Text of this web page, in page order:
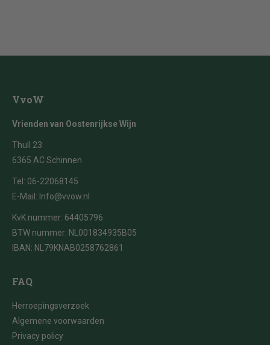
VvoW
Vrienden van Oostenrijkse Wijn
Thull 23
6365 AC Schinnen
Tel: 06-22068145
E-Mail: Info@vvow.nl
KvK nummer: 64405796
BTW nummer: NL001834935B05
IBAN: NL79KNAB0258762861
FAQ
Herroepingsverzoek
Algemene voorwaarden
Privacy policy